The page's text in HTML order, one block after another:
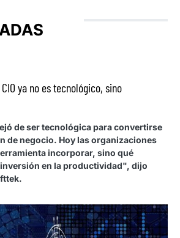
ya no es tecnológico, sino
de ser tecnológica para convertirse
de negocio. Hoy las organizaciones
incorporar, sino qué
en la productividad", dijo